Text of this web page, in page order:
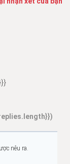
nêu ra.